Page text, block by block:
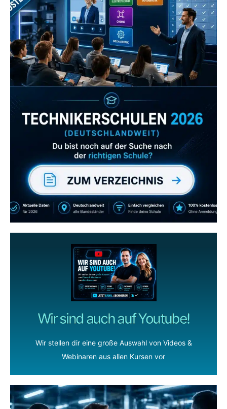
Zum Verzeichnis
Wir sind auch auf Youtube!
Wir stellen dir eine große Auswahl von Videos &
Webinaren aus allen Kursen vor
Abonniere uns auch
gerne
wenn dir unsere Videos gefallen!
ZUM YOUTUBE KANAL